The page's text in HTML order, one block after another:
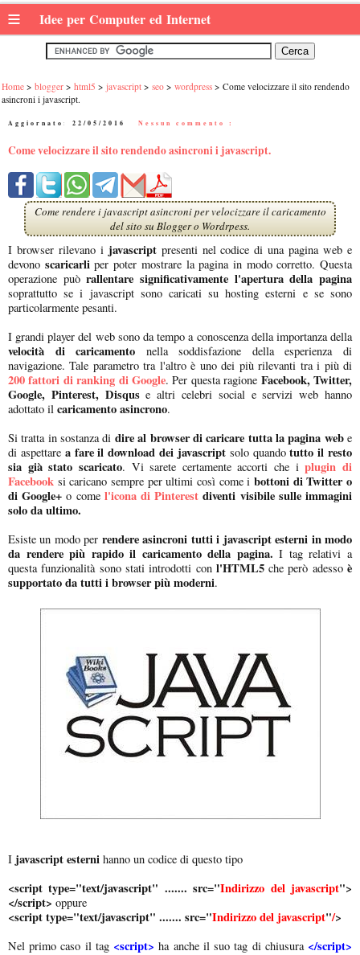
≡ Idee per Computer ed Internet
Home blogger html5 javascript seo wordpress
Come velocizzare il sito rendendo
asincroni i javascript.
Aggiornato: 22/05/2016 Nessun commento :
Come velocizzare il sito rendendo asincroni i javascript.
Come rendere i javascript asincroni per velocizzare il caricamento
del sito su Blogger o Wordrpess.
I browser rilevano i javascriptpresenti nel codice di una pagina web e
devono scaricarliper poter mostrare la pagina in modo corretto. Questa
operazione puòrallentare significativamente l'apertura della pagina
soprattutto se i javascript sono caricati su hosting esterni e se sono
particolarmente pesanti.
I grandi player del web sono da tempo a conoscenza della importanza della
velocità di caricamento nella soddisfazione della esperienza di
navigazione. Tale parametro tra l'altro è uno dei più rilevanti tra i più di
200 fattori di ranking di Google. Per questa ragione Facebook, Twitter,
Google, Pinterest, Disquse altri celebri social e servizi web hanno
adottato il caricamento asincrono.
Si tratta in sostanza di dire al browser di caricare tutta la pagina webe
di aspettare a fare il download dei javascriptsolo quandotutto il resto
sia già stato scaricato. Vi sarete certamente accorti che i plugin di
Facebook si caricano sempre per ultimi così come i bottoni di Twitter o
di Google+o come l'icona di Pinterest diventi visibile sulle immagini
solo da ultimo.
Esiste un modo per rendere asincroni tutti i javascript esterni in modo
da rendere più rapido il caricamento della pagina. I tag relativi a
questa funzionalità sono stati introdotti conl'HTML5che però adessoè
supportato da tutti i browser più moderni.
I javascript esterni hanno un codice di questo tipo
<script type="text/javascript" ....... src="Indirizzo del javascript">
</script> oppure
<script type="text/javascript" ....... src="Indirizzo del javascript"/>
Nel primo caso il tag <script> ha anche il suo tag di chiusura </script>